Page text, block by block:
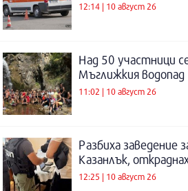
12:14 | 10 август 26
Над 50 участници
Мъглижкия водопад
11:02 | 10 август 26
Разбиха заведение
Казанлък,
12:25 | 10 август 26